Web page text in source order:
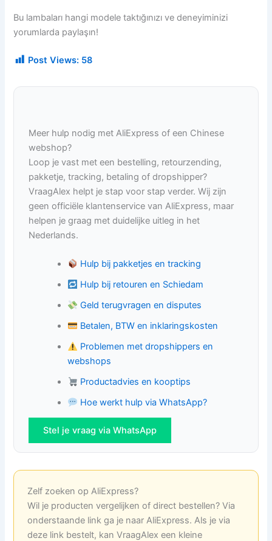
Bu lambaları hangi modele taktığınızı ve deneyiminizi
yorumlarda paylaşın!
Post Views: 58
Meer hulp nodig met AliExpress of een Chinese
webshop?
Loop je vast met een bestelling, retourzending,
pakketje, tracking, betaling of dropshipper?
VraagAlex helpt je stap voor stap verder. Wij zijn
geen officiële klantenservice van AliExpress, maar
helpen je graag met duidelijke uitleg in het
Nederlands.
Hulp bij pakketjes en tracking
Hulp bij retouren en Schiedam
Geld terugvragen en disputes
Betalen, BTW en inklaringskosten
Problemen met dropshippers en
webshops
Productadvies en kooptips
Hoe werkt hulp via WhatsApp?
Stel je vraag via WhatsApp
Zelf zoeken op AliExpress?
Wil je producten vergelijken of direct bestellen? Via
onderstaande link ga je naar AliExpress. Als je via
deze link bestelt, kan VraagAlex een kleine